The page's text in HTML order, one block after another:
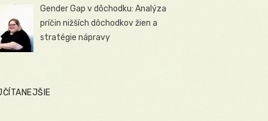
Gender Gap v dôchodku: Analýza
príčin nižších dôchodkov žien a
stratégie nápravy